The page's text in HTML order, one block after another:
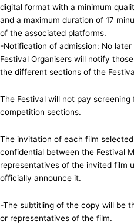
digital format with a minimum
and a maximum duration of 17
of the associated platforms.
-Notification of admission: No
Festival Organisers will notify
the different sections of the
The Festival will not pay
competition sections.
The invitation of each film
confidential between the Festival
representatives of the invited film
officially announce it.
-The subtitling of the copy will be
or representatives of the film.